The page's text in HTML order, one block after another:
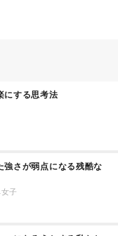
にする思考法
強さが弱点になる残酷な
子